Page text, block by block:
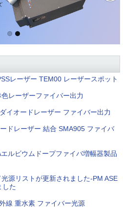
レーザー TEM00 レーザースポット
レーザーファイバー出力
イオードレーザー ファイバー出力
ドレーザー 結合 SMA905 ファイバ
ルビウムドープファイバ増幅器製品
源リストが更新されました-PM ASE
した
線 重水素 ファイバー光源